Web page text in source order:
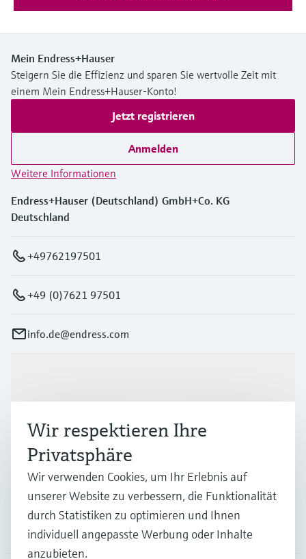
Mein Endress+Hauser
Steigern Sie die Effizienz und sparen Sie wertvolle Zeit mit
einem Mein Endress+Hauser-Konto!
Jetzt registrieren
Anmelden
Weitere Informationen
Endress+Hauser (Deutschland) GmbH+Co. KG
Deutschland
+49762197501
+49 (0)7621 97501
info.de@endress.com
Branchen
Support
Unternehmen
Wir respektieren Ihre
Privatsphäre
Wir verwenden Cookies, um Ihr Erlebnis auf
unserer Website zu verbessern, die Funktionalität
durch Statistiken zu optimieren und Ihnen
individuell angepasste Werbung oder Inhalte
anzubieten.